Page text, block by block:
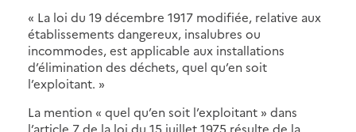
« La loi du 19 décembre 1917 modifiée, relative aux
établissements dangereux, insalubres ou
incommodes, est applicable aux installations
d’élimination des déchets, quel qu’en soit
l’exploitant. »
La mention « quel qu’en soit l’exploitant » dans
l’article 7 de la loi du 15 juillet 1975 résulte de la